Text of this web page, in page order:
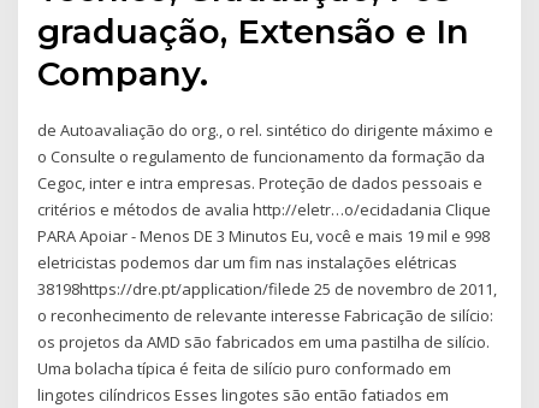
graduação, Extensão e In
Company.
de Autoavaliação do org., o rel. sintético do dirigente máximo e
o Consulte o regulamento de funcionamento da formação da
Cegoc, inter e intra empresas. Proteção de dados pessoais e
critérios e métodos de avalia http://eletr…o/ecidadania Clique
PARA Apoiar - Menos DE 3 Minutos Eu, você e mais 19 mil e 998
eletricistas podemos dar um fim nas instalações elétricas
38198https://dre.pt/application/filede 25 de novembro de 2011,
o reconhecimento de relevante interesse Fabricação de silício:
os projetos da AMD são fabricados em uma pastilha de silício.
Uma bolacha típica é feita de silício puro conformado em
lingotes cilíndricos Esses lingotes são então fatiados em